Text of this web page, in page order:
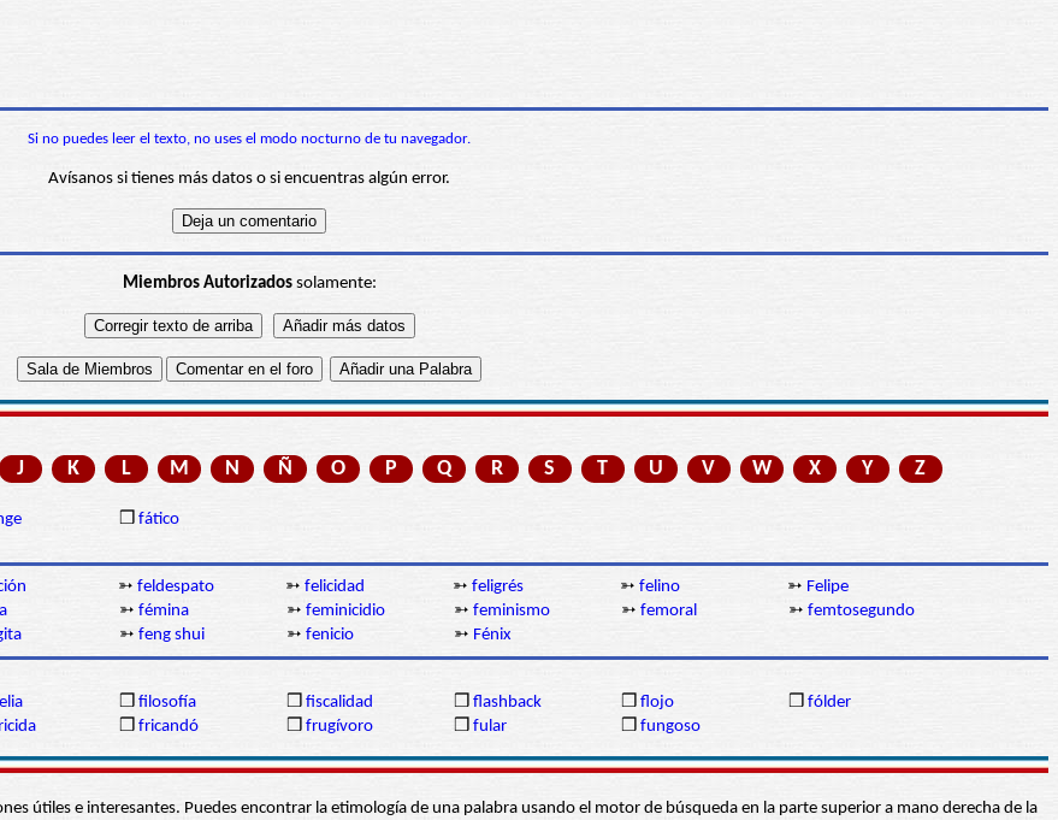
Si no puedes leer el texto, no uses el modo nocturno de tu navegador.
Avísanos si tienes más datos o si encuentras algún error.
Miembros Autorizadossolamente:
J K L M N Ñ O P Q R S T U V W X Y Z
❒ fático
➳ feldespato ➳ felicidad ➳ feligrés ➳ felino ➳ Felipe
➳ fémina ➳ feminicidio ➳ feminismo ➳ femoral ➳ femtosegundo
➳ feng shui ➳ fenicio ➳ Fénix
❒ filosofía ❒ fiscalidad ❒ flashback ❒ flojo ❒ fólder
❒ fricandó ❒ frugívoro ❒ fular ❒ fungoso
útiles e interesantes. Puedes encontrar la etimología de una palabra usando el motor de búsqueda en la parte superior a mano derecha de la